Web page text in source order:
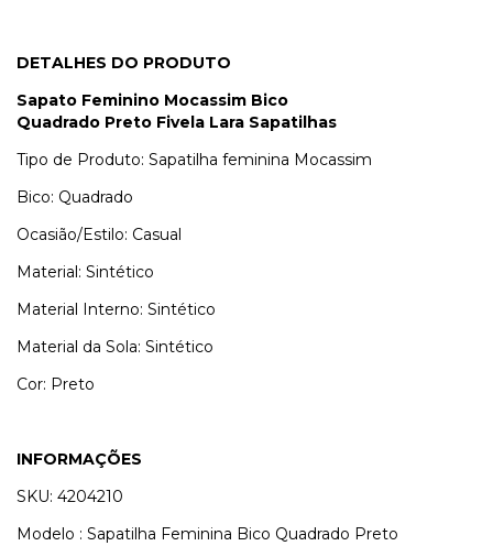
DETALHES DO PRODUTO
Sapato Feminino Mocassim Bico
Quadrado Preto Fivela Lara Sapatilhas
Tipo de Produto: Sapatilha feminina Mocassim
Bico: Quadrado
Ocasião/Estilo: Casual
Material: Sintético
Material Interno: Sintético
Material da Sola: Sintético
Cor: Preto
INFORMAÇÕES
SKU: 4204210
Modelo : Sapatilha Feminina Bico Quadrado Preto